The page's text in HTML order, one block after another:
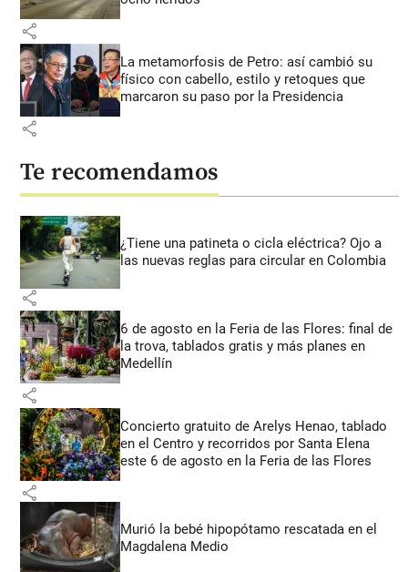
share
La metamorfosis de Petro: así cambió su
físico con cabello, estilo y retoques que
marcaron su paso por la Presidencia
share
Te recomendamos
¿Tiene una patineta o cicla eléctrica? Ojo a
las nuevas reglas para circular en Colombia
share
6 de agosto en la Feria de las Flores: final de
la trova, tablados gratis y más planes en
Medellín
share
Concierto gratuito de Arelys Henao, tablado
en el Centro y recorridos por Santa Elena
este 6 de agosto en la Feria de las Flores
share
Murió la bebé hipopótamo rescatada en el
Magdalena Medio